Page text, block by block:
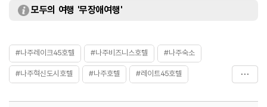
모두의 여행 '무장애여행'
#나주레이크45호텔 #나주비즈니스호텔 #나주숙소
#나주혁신도시호텔 #나주호텔 #레이트45호텔